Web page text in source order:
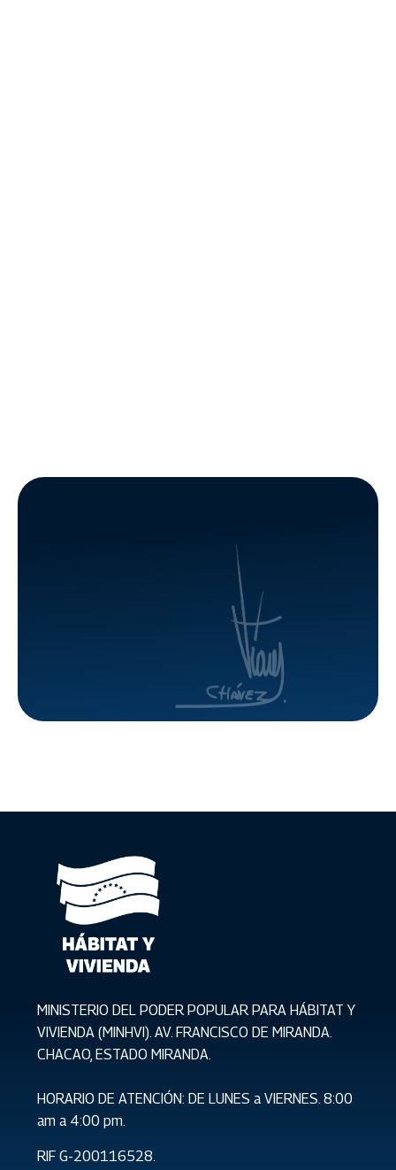
MINISTERIO DEL PODER POPULAR PARA HÁBITAT Y
VIVIENDA (MINHVI). AV. FRANCISCO DE MIRANDA.
CHACAO, ESTADO MIRANDA.
HORARIO DE ATENCIÓN: DE LUNES a VIERNES. 8:00
am a 4:00 pm.
RIF G-200116528.